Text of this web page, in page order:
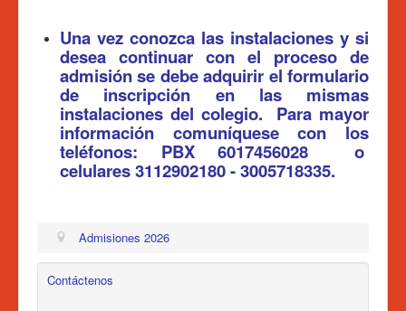
Circulares
Ingreso a Santillana
Actividades
Tratamiento de Datos
Una vez conozca las instalaciones y si
desea continuar con el proceso de
admisión se debe adquirir el formulario
de inscripción en las mismas
instalaciones del colegio. Para mayor
información comuníquese con los
teléfonos: PBX 6017456028 o
celulares3112902180 - 3005718335.
Admisiones 2026
Contáctenos